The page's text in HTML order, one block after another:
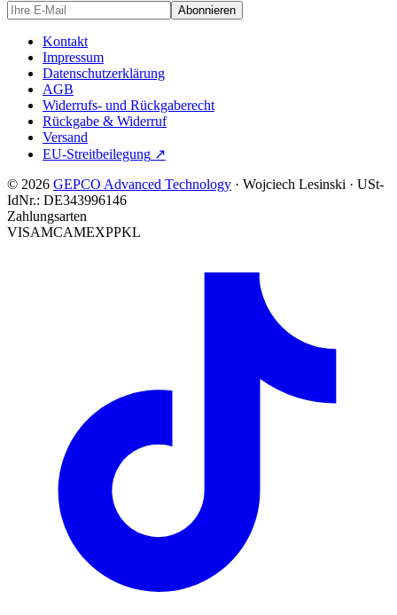
Abonnieren
Kontakt
Impressum
Datenschutzerklärung
AGB
Widerrufs- und Rückgaberecht
Rückgabe & Widerruf
Versand
EU-Streitbeilegung ↗
© 2026 GEPCO Advanced Technology · Wojciech Lesinski · USt-
IdNr.: DE343996146
Zahlungsarten
VISAMCAMEXPPKL